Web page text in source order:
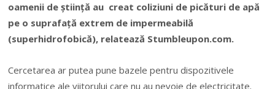
oamenii de ştiinţă au creat coliziuni de picături de apă
pe o suprafaţă extrem de impermeabilă
(superhidrofobică), relatează Stumbleupon.com.
Cercetarea ar putea pune bazele pentru dispozitivele
informatice ale viitorului care nu au nevoie de electricitate.